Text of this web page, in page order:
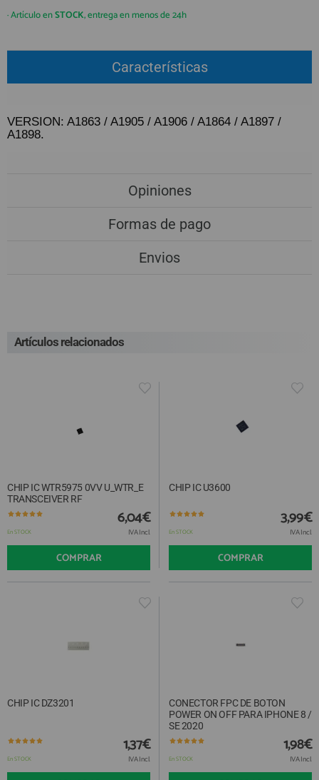
GUÍA DE COMPRA
(+34)912 477 744
Lunes a Viernes 09:30h a 20:00h
REGISTRO PROFESIONAL
· Artículo enSTOCK, entrega en menos de 24h
Características
VERSION: A1863 / A1905 / A1906 / A1864 / A1897 /
A1898.
Opiniones
Formas de pago
Envios
Artículos relacionados
CHIP IC WTR5975 0VV U_WTR_E
TRANSCEIVER RF
En STOCK
6,04€
IVA Incl.
COMPRAR
CHIP IC U3600
En STOCK
3,99€
IVA Incl.
COMPRAR
CHIP IC DZ3201
En STOCK
1,37€
IVA Incl.
CONECTOR FPC DE BOTON
POWER ON OFF PARA IPHONE 8 /
SE 2020
En STOCK
1,98€
IVA Incl.